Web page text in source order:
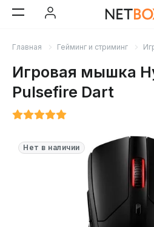
Главная Гейминг и стриминг
Игровая мышка
Pulsefire Dart
Нет в наличии